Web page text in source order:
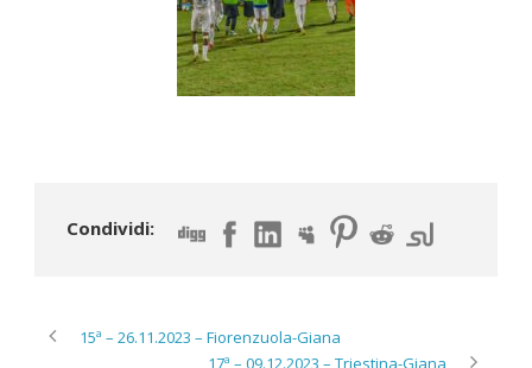
Condividi:
15ª – 26.11.2023 – Fiorenzuola-Giana
17ª – 09.12.2023 – Triestina-Giana